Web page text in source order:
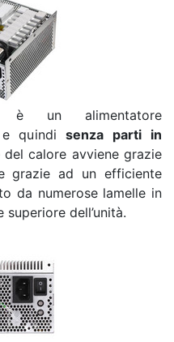
è un alimentatore
e quindisenza parti in
del calore avviene grazie
grazie ad un efficiente
da numerose lamelle in
dell’unità.